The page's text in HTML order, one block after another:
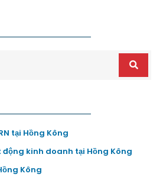
tại Hồng Kông
động kinh doanh tại Hồng Kông
Kông